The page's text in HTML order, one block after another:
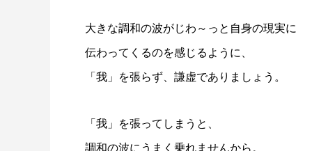
大きな調和の波がじわ～っと自身の現実に
伝わってくるのを感じるように、
「我」を張らず、謙虚でありましょう。
「我」を張ってしまうと、
調和の波にうまく乗れませんから。